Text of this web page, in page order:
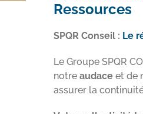
Ressources
SPQR Conseil : Le
Le Groupe SPQR
notre audaceet de
assurer la